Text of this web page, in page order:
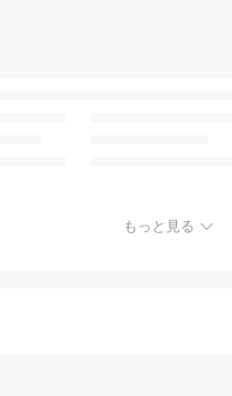
もっと見る